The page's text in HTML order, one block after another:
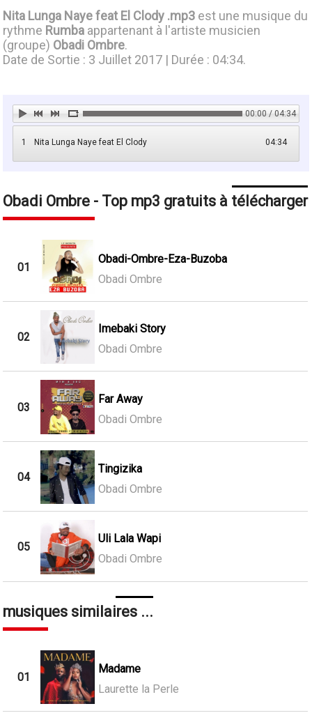
Nita Lunga Naye feat El Clody .mp3 est une musique du
rythme Rumba appartenant à l'artiste musicien
(groupe) Obadi Ombre.
Date de Sortie : 3 Juillet 2017 | Durée : 04:34.
00:00 / 04:34
1 04:34
Nita Lunga Naye feat El Clody
Obadi Ombre - Top mp3 gratuits à télécharger
01
Obadi-Ombre-Eza-Buzoba
Obadi Ombre
02
Imebaki Story
Obadi Ombre
03
Far Away
Obadi Ombre
04
Tingizika
Obadi Ombre
05
Uli Lala Wapi
Obadi Ombre
musiques similaires ...
01
Madame
Laurette la Perle